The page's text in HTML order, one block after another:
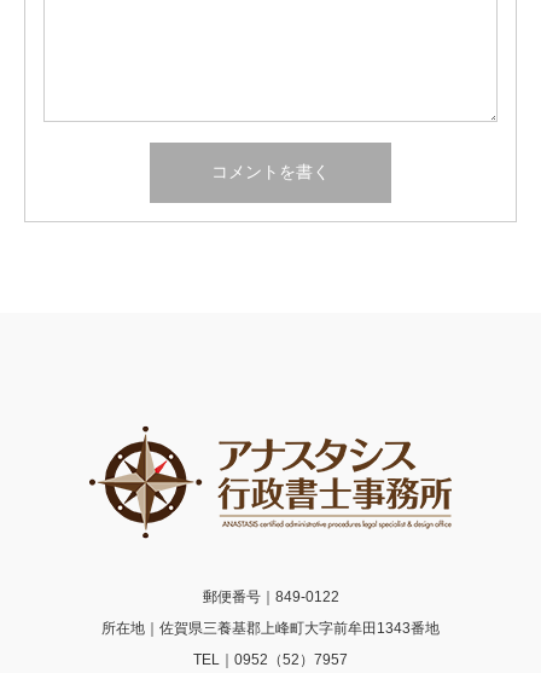
郵便番号｜849-0122
所在地｜佐賀県三養基郡上峰町大字前牟田1343番地
TEL｜0952（52）7957